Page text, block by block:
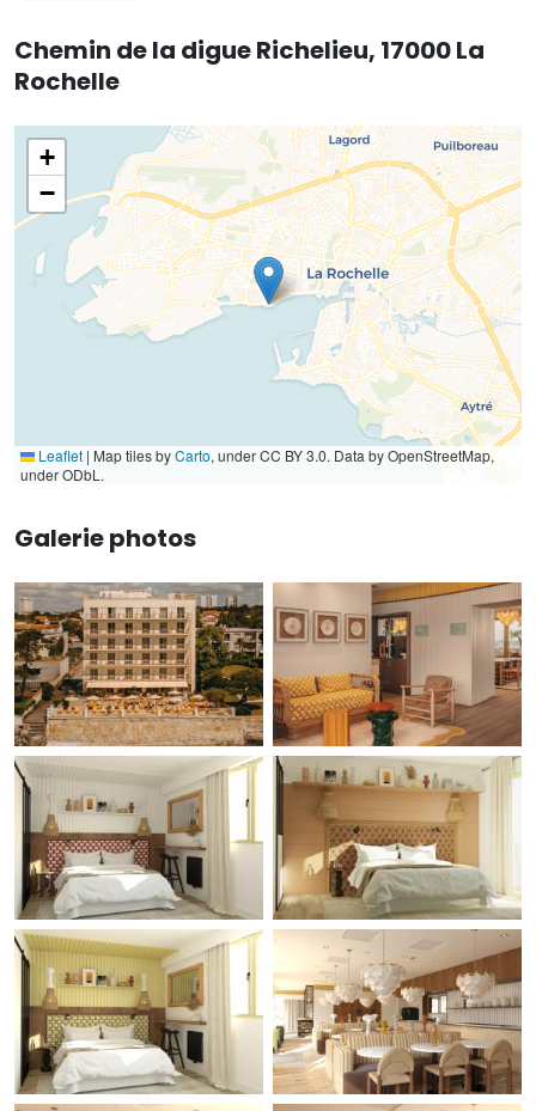
Chemin de la digue Richelieu, 17000 La
Rochelle
+
−
Leaflet | Map tiles byCarto, under CC BY 3.0. Data by OpenStreetMap,
under ODbL.
Galerie photos